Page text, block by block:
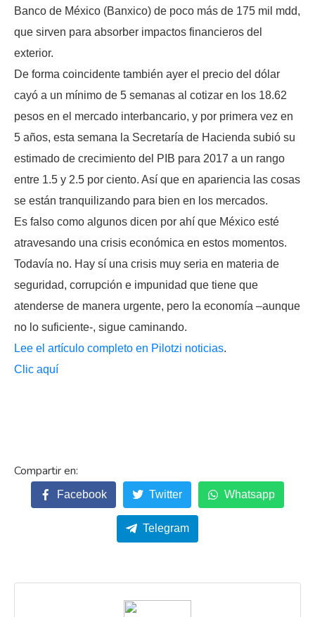
Banco de México (Banxico) de poco más de 175 mil mdd,
que sirven para absorber impactos financieros del
exterior.
De forma coincidente también ayer el precio del dólar
cayó a un mínimo de 5 semanas al cotizar en los 18.62
pesos en el mercado interbancario, y por primera vez en
5 años, esta semana la Secretaría de Hacienda subió su
estimado de crecimiento del PIB para 2017 a un rango
entre 1.5 y 2.5 por ciento. Así que en apariencia las cosas
se están tranquilizando para bien en los mercados.
Es falso como algunos dicen por ahí que México esté
atravesando una crisis económica en estos momentos.
Todavía no. Hay sí una crisis muy seria en materia de
seguridad, corrupción e impunidad que tiene que
atenderse de manera urgente, pero la economía –aunque
no lo suficiente-, sigue caminando.
Lee el artículo completo en Pilotzi noticias.
Clic aquí
Facebook Twitter Whatsapp
Telegram